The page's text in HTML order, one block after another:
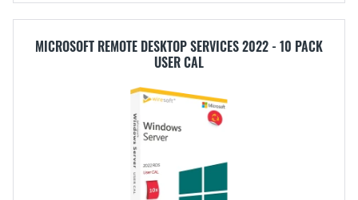
MICROSOFT REMOTE DESKTOP SERVICES 2022 - 10 PACK
USER CAL